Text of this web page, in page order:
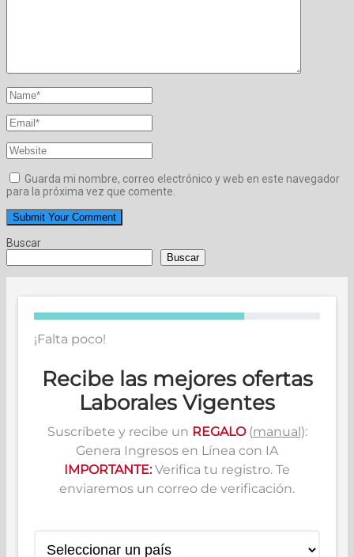
Guarda mi nombre, correo electrónico y web en este navegador
para la próxima vez que comente.
Buscar
Buscar